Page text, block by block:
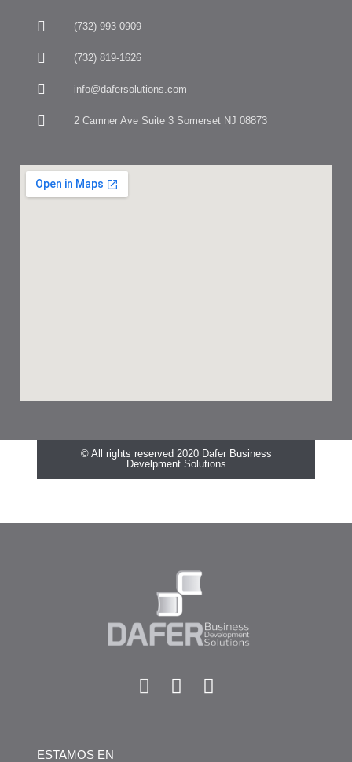
(732) 993 0909
(732) 819-1626
info@dafersolutions.com
2 Camner Ave Suite 3 Somerset NJ 08873
© All rights reserved 2020 Dafer Business
Develpment Solutions
ESTAMOS EN